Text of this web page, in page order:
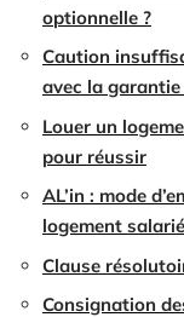
optionnelle ?
Caution
avec la
Louer un
pour réussir
AL’in : mode
logement salarié
Clause
Consignation